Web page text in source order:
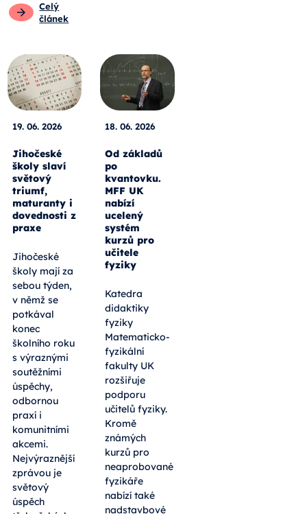
Celý
článek
19. 06. 2026
Jihočeské
školy slaví
světový
triumf,
maturanty i
dovednosti z
praxe
Jihočeské
školy mají za
sebou týden,
v němž se
potkával
konec
školního roku
s výraznými
soutěžními
úspěchy,
odbornou
praxí i
komunitními
akcemi.
Nejvýraznější
zprávou je
světový
úspěch
18. 06. 2026
Od základů
po
kvantovku.
MFF UK
nabízí
ucelený
systém
kurzů pro
učitele
fyziky
Katedra
didaktiky
fyziky
Matematicko-
fyzikální
fakulty UK
rozšiřuje
podporu
učitelů fyziky.
Kromě
známých
kurzů pro
neaprobované
fyzikáře
nabízí také
nadstavbové